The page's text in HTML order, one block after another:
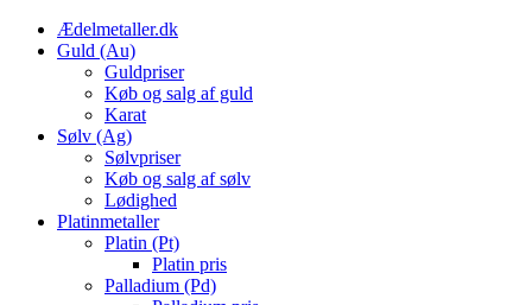
Skip
Ædelmetaller.dk
Guld (Au)
Guldpriser
Køb og salg af guld
Karat
Sølv (Ag)
Sølvpriser
Køb og salg af sølv
Lødighed
Platinmetaller
Platin (Pt)
Platin pris
Palladium (Pd)